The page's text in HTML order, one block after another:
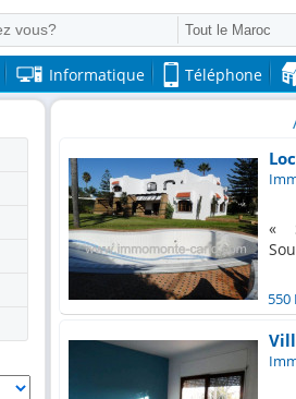
Informatique Téléphone
550